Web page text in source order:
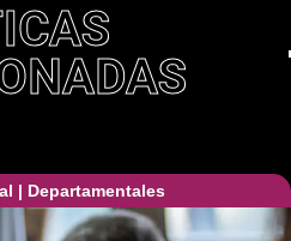
| Departamentales